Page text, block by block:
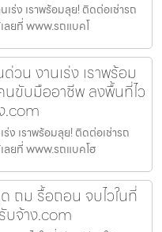
ร่ง เราพร้อมลุย! ติดต่อเช่ารถ
ยที่ www.รถแบคโ
วน งานเร่ง เราพร้อม
ขับมืออาชีพ ลงพื้นที่ไว
.com
ง เราพร้อมลุย! ติดต่อเช่ารถ
ยที่ www.รถแบคโฮ
ถม รื้อถอน จบไวในที่
บจ้าง.com